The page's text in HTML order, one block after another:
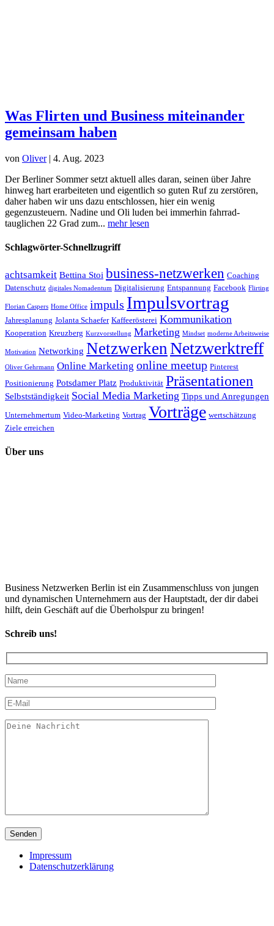
Was Flirten und Business miteinander
gemeinsam haben
von Oliver| 4. Aug. 2023
Der Berliner Sommer setzt aktuell alles daran, seinen über Jahre
hinweg hart erarbeiteten und eigentlich so guten Ruf zu zerstören,
daher haben wir uns dazu entschlossen, hier ein wenig
gegenzusteuern. Nadine und Oli luden bei immerhin fahrrad-
tauglichen 22 Grad zum... mehr lesen
Schlagwörter-Schnellzugriff
achtsamkeit Bettina Stoi business-netzwerken Coaching
Datenschutz digitales Nomadentum Digitalisierung Entspannung Facebook Flirting
Florian Caspers Home Office impuls Impulsvortrag
Jahresplanung Jolanta Schaefer Kaffeerösterei Kommunikation
Kooperation Kreuzberg Kurzvorstellung Marketing Mindset moderne Arbeitsweise
Motivation Networking NetzwerkenNetzwerktreff
Oliver Gehrmann Online Marketing online meetup Pinterest
Positionierung Potsdamer Platz Produktivität Präsentationen
Selbstständigkeit Social Media Marketing Tipps und Anregungen
Unternehmertum Video-Marketing Vortrag Vorträge wertschätzung
Ziele erreichen
Über uns
Business Netzwerken Berlin ist ein Zusammenschluss von jungen
und dynamischen Unternehmern aus der Hauptstadt, der dir dabei
hilft, dein Geschäft auf die Überholspur zu bringen!
Schreib uns!
Impressum
Datenschutzerklärung